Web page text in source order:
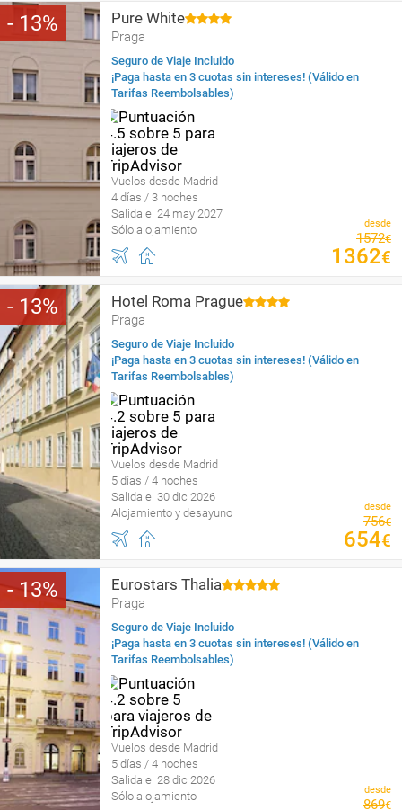
13 Pure White
Praga
Seguro de Viaje Incluido
¡Paga hasta en 3 cuotas sin intereses! (Válido en
Tarifas Reembolsables)
Vuelos desde Madrid
4 días / 3 noches
Salida el 24 may 2027
Sólo alojamiento
desde
1572€
1362€
13 Hotel Roma Prague
Praga
Seguro de Viaje Incluido
¡Paga hasta en 3 cuotas sin intereses! (Válido en
Tarifas Reembolsables)
Vuelos desde Madrid
5 días / 4 noches
Salida el 30 dic 2026
Alojamiento y desayuno
desde
756€
654€
13 Eurostars Thalia
Praga
Seguro de Viaje Incluido
¡Paga hasta en 3 cuotas sin intereses! (Válido en
Tarifas Reembolsables)
Vuelos desde Madrid
5 días / 4 noches
Salida el 28 dic 2026
Sólo alojamiento
desde
869€